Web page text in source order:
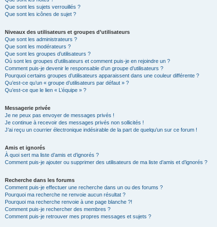
Que sont les sujets verrouillés ?
Que sont les icônes de sujet ?
Niveaux des utilisateurs et groupes d’utilisateurs
Que sont les administrateurs ?
Que sont les modérateurs ?
Que sont les groupes d’utilisateurs ?
Où sont les groupes d’utilisateurs et comment puis-je en rejoindre un ?
Comment puis-je devenir le responsable d’un groupe d’utilisateurs ?
Pourquoi certains groupes d’utilisateurs apparaissent dans une couleur différente ?
Qu’est-ce qu’un « groupe d’utilisateurs par défaut » ?
Qu’est-ce que le lien « L’équipe » ?
Messagerie privée
Je ne peux pas envoyer de messages privés !
Je continue à recevoir des messages privés non sollicités !
J’ai reçu un courrier électronique indésirable de la part de quelqu’un sur ce forum !
Amis et ignorés
À quoi sert ma liste d’amis et d’ignorés ?
Comment puis-je ajouter ou supprimer des utilisateurs de ma liste d’amis et d’ignorés ?
Recherche dans les forums
Comment puis-je effectuer une recherche dans un ou des forums ?
Pourquoi ma recherche ne renvoie aucun résultat ?
Pourquoi ma recherche renvoie à une page blanche ?!
Comment puis-je rechercher des membres ?
Comment puis-je retrouver mes propres messages et sujets ?